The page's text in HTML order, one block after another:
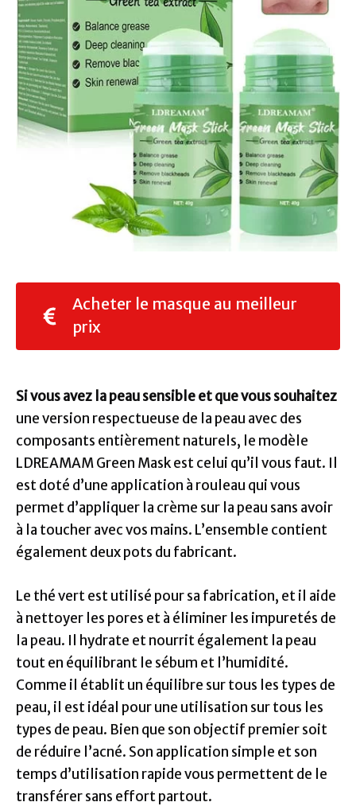
Acheter le masque au meilleur
prix
Si vous avez la peau sensible et que vous souhaitez
une version respectueuse de la peau avec des
composants entièrement naturels, le modèle
LDREAMAM Green Mask est celui qu’il vous faut. Il
est doté d’une application à rouleau qui vous
permet d’appliquer la crème sur la peau sans avoir
à la toucher avec vos mains. L’ensemble contient
également deux pots du fabricant.
Le thé vert est utilisé pour sa fabrication, et il aide
à nettoyer les pores et à éliminer les impuretés de
la peau. Il hydrate et nourrit également la peau
tout en équilibrant le sébum et l’humidité.
Comme il établit un équilibre sur tous les types de
peau, il est idéal pour une utilisation sur tous les
types de peau. Bien que son objectif premier soit
de réduire l’acné. Son application simple et son
temps d’utilisation rapide vous permettent de le
transférer sans effort partout.